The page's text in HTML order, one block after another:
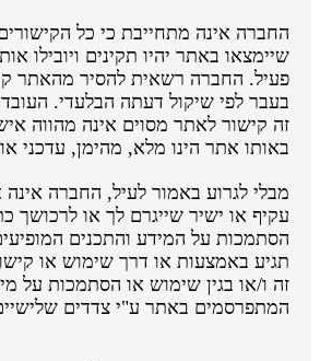
החברה אינה מתחייבת כי כל הקישורים
שיימצאו באתר יהיו תקינים ויובילו
פעיל. החברה רשאית להסיר מהאתר
בעבר לפי שיקול דעתה הבלעדי.
זה קישור לאתר מסוים אינה מהווה
באותו אתר הינו מלא, מהימן, עדכני או
מבלי לגרוע באמור לעיל, החברה אינה
עקיף או ישיר שייגרם לך או לרכושך
הסתמכות על המידע והתכנים
תגיע באמצעות או דרך שימוש או
זה ו/או בגין שימוש או הסתמכות על
המתפרסמים באתר ע"י צדדים שלישיים.